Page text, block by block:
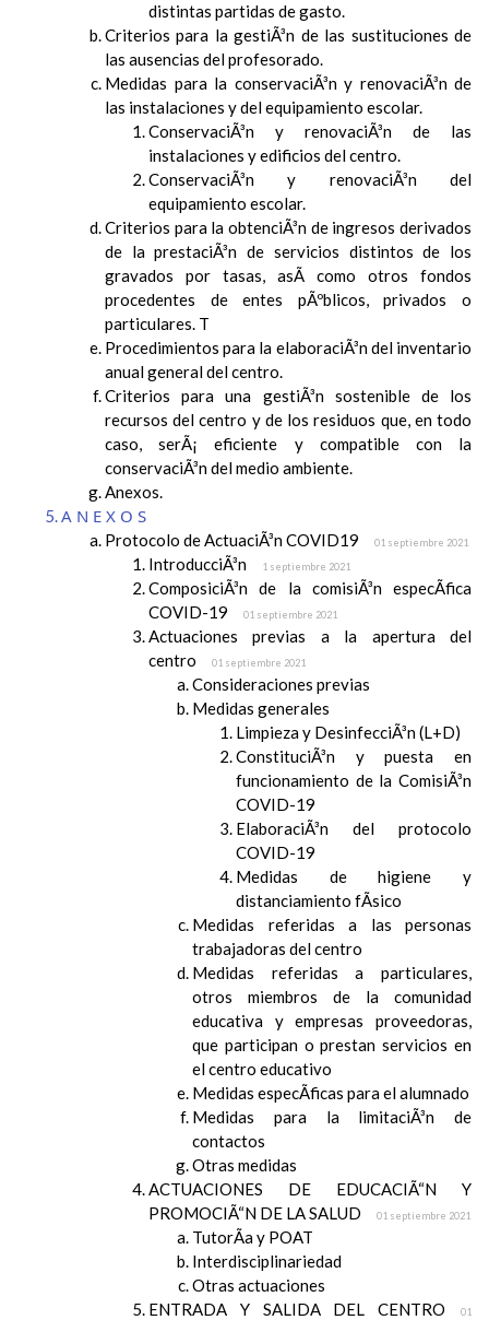
distintas partidas de gasto.
Criterios para la gestiÃ³n de las sustituciones de
las ausencias del profesorado.
Medidas para la conservaciÃ³n y renovaciÃ³n de
las instalaciones y del equipamiento escolar.
ConservaciÃ³n y renovaciÃ³n de las
instalaciones y edificios del centro.
ConservaciÃ³n y renovaciÃ³n del
equipamiento escolar.
Criterios para la obtenciÃ³n de ingresos derivados
de la prestaciÃ³n de servicios distintos de los
gravados por tasas, asÃ­ como otros fondos
procedentes de entes pÃºblicos, privados o
particulares. T
Procedimientos para la elaboraciÃ³n del inventario
anual general del centro.
Criterios para una gestiÃ³n sostenible de los
recursos del centro y de los residuos que, en todo
caso, serÃ¡ eficiente y compatible con la
conservaciÃ³n del medio ambiente.
Anexos.
ANEXOS
Protocolo de ActuaciÃ³n COVID19 01 septiembre 2021
IntroducciÃ³n 1 septiembre 2021
ComposiciÃ³n de la comisiÃ³n especÃ­fica
COVID-19
01 septiembre 2021
Actuaciones previas a la apertura del
centro
01 septiembre 2021
Consideraciones previas
Medidas generales
Limpieza y DesinfecciÃ³n (L+D)
ConstituciÃ³n y puesta en
funcionamiento de la ComisiÃ³n
COVID-19
ElaboraciÃ³n del protocolo
COVID-19
Medidas de higiene y
distanciamiento fÃ­sico
Medidas referidas a las personas
trabajadoras del centro
Medidas referidas a particulares,
otros miembros de la comunidad
educativa y empresas proveedoras,
que participan o prestan servicios en
el centro educativo
Medidas especÃ­ficas para el alumnado
Medidas para la limitaciÃ³n de
contactos
Otras medidas
ACTUACIONES DE EDUCACIÃ“N Y
PROMOCIÃ“N DE LA SALUD
01 septiembre 2021
TutorÃ­a y POAT
Interdisciplinariedad
Otras actuaciones
ENTRADA Y SALIDA DEL CENTRO
01